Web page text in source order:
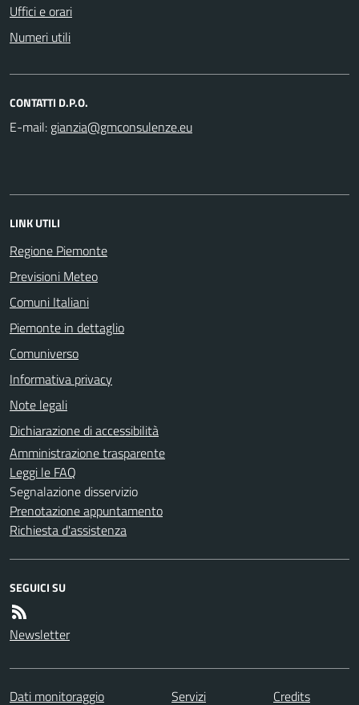
Uffici e orari
Numeri utili
CONTATTI D.P.O.
E-mail:
LINK UTILI
Regione Piemonte
Previsioni Meteo
Comuni Italiani
Piemonte in dettaglio
Comuniverso
Informativa privacy
Note legali
Dichiarazione di accessibilità
Amministrazione trasparente
Leggi le FAQ
Segnalazione disservizio
Prenotazione appuntamento
Richiesta d'assistenza
SEGUICI SU
Newsletter
Dati monitoraggio Servizi Credits